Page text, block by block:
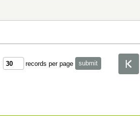
records per page